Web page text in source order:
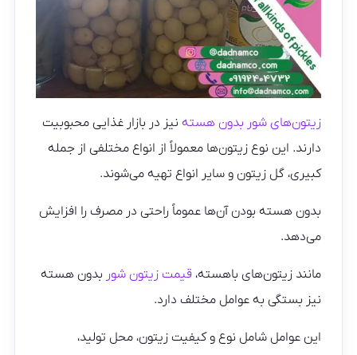
زیتون‌های شور بدون هسته نیز در بازار غذایی محبوبیت
دارند. این نوع زیتون‌ها معمولاً از انواع مختلفی از جمله
کبیری، گل زیتون و سایر انواع تهیه می‌شوند.
بدون هسته بودن آن‌ها عموماً راحتی در مصرف را افزایش
می‌دهد.
مانند زیتون‌های باهسته،قیمت زیتون شور بدون هسته
نیز بستگی به عوامل مختلف دارد.
این عوامل شامل نوع و کیفیت زیتون، محل تولید،